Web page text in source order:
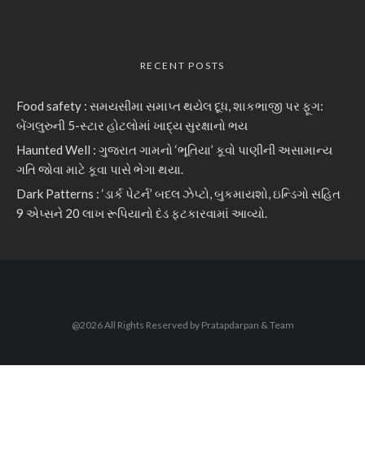
RECENT POSTS
Food safety : સમયસીમા સમાપ્ત થયેલ દૂધ, શાકભાજી પર ફૂગ:
બેંગલુરુની 5-સ્ટાર હોટલોમાં ખાદ્ય સુરક્ષાનો ભય
Haunted Well : ગુજરાત ગામનો ‘ભૂતિયા’ કૂવો પાણીની અસામાન્ય
ગતિ જોવા માટે કૂવા પાસે ભેગા થયા.
Dark Patterns : ‘ડાર્ક પેટર્ન’ બદલ ઝેપ્ટો, બુકમાયશો, ઇન્ડિગો સહિત
9 એપ્સને 20 લાખ રૂપિયાનો દંડ ફટકારવામાં આવ્યો.
@2026 All Rights Reserved by Pratapdarpan & Team